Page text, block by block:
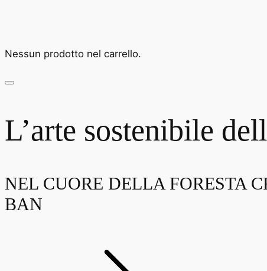
Nessun prodotto nel carrello.
L’arte sostenibile
NEL CUORE DELLA FORESTA
BAN